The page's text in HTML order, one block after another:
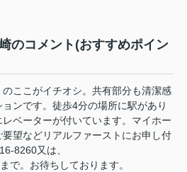
のコメント(おすすめポイン
のここがイチオシ。共有部分も清潔感
ンです。徒歩4分の場所に駅があり
ベーターが付いています。マイホー
望などリアルファーストにお申し付
8260又は、
で。お待ちしております。